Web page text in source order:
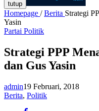
tutup
Homepage / Berita Strategi
Yasin
Partai Politik
Strategi PPP
dan Gus Yasin
admin19 Februari, 2018
Berita, Politik